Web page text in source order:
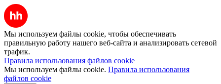
Мы используем файлы cookie, чтобы обеспечивать
правильную работу нашего веб-сайта и анализировать сетевой
трафик.
Правила использования файлов cookie
Мы используем файлы cookie. Правила использования
файлов cookie